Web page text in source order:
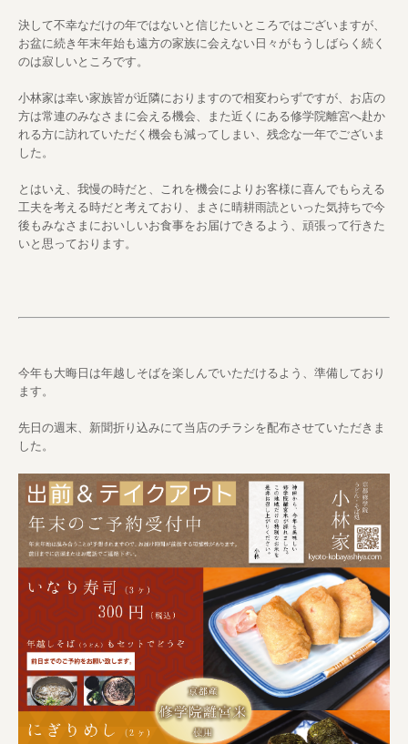
決して不幸なだけの年ではないと信じたいところではございますが、
お盆に続き年末年始も遠方の家族に会えない日々がもうしばらく続く
のは寂しいところです。
小林家は幸い家族皆が近隣におりますので相変わらずですが、お店の
方は常連のみなさまに会える機会、また近くにある修学院離宮へ赴か
れる方に訪れていただく機会も減ってしまい、残念な一年でございま
した。
とはいえ、我慢の時だと、これを機会によりお客様に喜んでもらえる
工夫を考える時だと考えており、まさに晴耕雨読といった気持ちで今
後もみなさまにおいしいお食事をお届けできるよう、頑張って行きた
いと思っております。
今年も大晦日は年越しそばを楽しんでいただけるよう、準備しており
ます。
先日の週末、新聞折り込みにて当店のチラシを配布させていただきま
した。